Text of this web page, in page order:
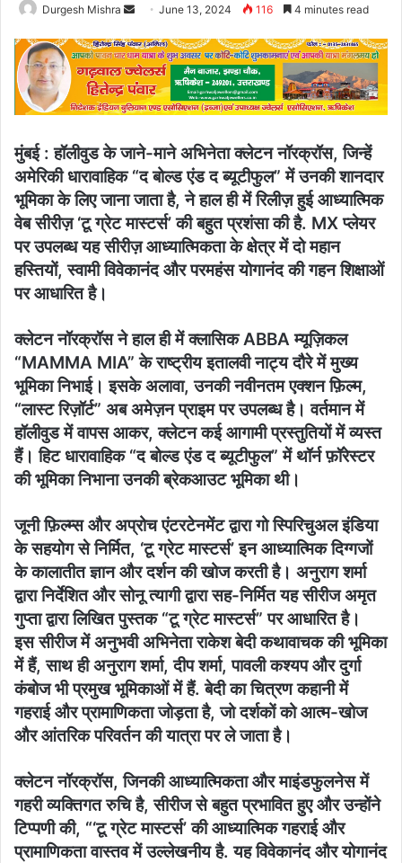
Durgesh Mishra
Send
email
June 13, 2024 116 4 minutes read
मुंबई : हॉलीवुड के जाने-माने अभिनेता क्लेटन नॉरक्रॉस, जिन्हें
अमेरिकी धारावाहिक “द बोल्ड एंड द ब्यूटीफुल” में उनकी शानदार
भूमिका के लिए जाना जाता है, ने हाल ही में रिलीज़ हुई आध्यात्मिक
वेब सीरीज़ ‘टू ग्रेट मास्टर्स’ की बहुत प्रशंसा की है. MX प्लेयर
पर उपलब्ध यह सीरीज़ आध्यात्मिकता के क्षेत्र में दो महान
हस्तियों, स्वामी विवेकानंद और परमहंस योगानंद की गहन शिक्षाओं
पर आधारित है।
क्लेटन नॉरक्रॉस ने हाल ही में क्लासिक ABBA म्यूज़िकल
“MAMMA MIA” के राष्ट्रीय इतालवी नाट्य दौरे में मुख्य
भूमिका निभाई। इसके अलावा, उनकी नवीनतम एक्शन फ़िल्म,
“लास्ट रिज़ॉर्ट” अब अमेज़न प्राइम पर उपलब्ध है। वर्तमान में
हॉलीवुड में वापस आकर, क्लेटन कई आगामी प्रस्तुतियों में व्यस्त
हैं। हिट धारावाहिक “द बोल्ड एंड द ब्यूटीफुल” में थॉर्न फ़ॉरेस्टर
की भूमिका निभाना उनकी ब्रेकआउट भूमिका थी।
जूनी फ़िल्म्स और अप्रोच एंटरटेनमेंट द्वारा गो स्पिरिचुअल इंडिया
के सहयोग से निर्मित, ‘टू ग्रेट मास्टर्स’ इन आध्यात्मिक दिग्गजों
के कालातीत ज्ञान और दर्शन की खोज करती है। अनुराग शर्मा
द्वारा निर्देशित और सोनू त्यागी द्वारा सह-निर्मित यह सीरीज अमृत
गुप्ता द्वारा लिखित पुस्तक “टू ग्रेट मास्टर्स” पर आधारित है।
इस सीरीज में अनुभवी अभिनेता राकेश बेदी कथावाचक की भूमिका
में हैं, साथ ही अनुराग शर्मा, दीप शर्मा, पावली कश्यप और दुर्गा
कंबोज भी प्रमुख भूमिकाओं में हैं. बेदी का चित्रण कहानी में
गहराई और प्रामाणिकता जोड़ता है, जो दर्शकों को आत्म-खोज
और आंतरिक परिवर्तन की यात्रा पर ले जाता है।
क्लेटन नॉरक्रॉस, जिनकी आध्यात्मिकता और माइंडफुलनेस में
गहरी व्यक्तिगत रुचि है, सीरीज से बहुत प्रभावित हुए और उन्होंने
टिप्पणी की, “‘टू ग्रेट मास्टर्स’ की आध्यात्मिक गहराई और
प्रामाणिकता वास्तव में उल्लेखनीय है. यह विवेकानंद और योगानंद